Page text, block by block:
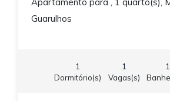
Apartamento para , 1 quarto(s),
Guarulhos
1
Dormitório(s)
1
Vagas(s)
1